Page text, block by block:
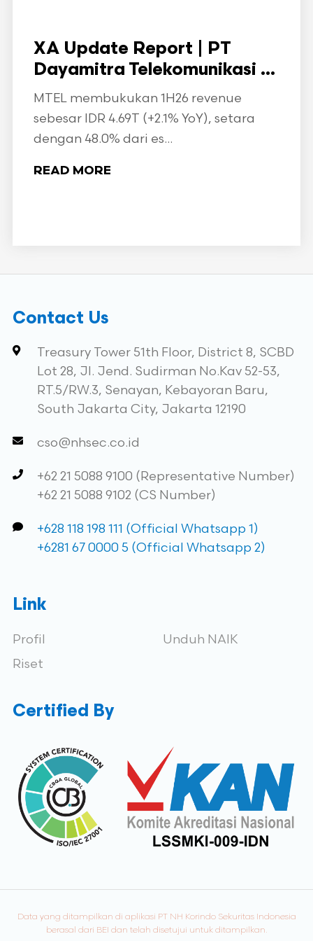
XA Update Report | PT
Dayamitra Telekomunikasi ...
MTEL membukukan 1H26 revenue
sebesar IDR 4.69T (+2.1% YoY), setara
dengan 48.0% dari es...
READ MORE
Contact Us
Treasury Tower 51th Floor, District 8, SCBD
Lot 28, Jl. Jend. Sudirman No.Kav 52-53,
RT.5/RW.3, Senayan, Kebayoran Baru,
South Jakarta City, Jakarta 12190
cso@nhsec.co.id
+62 21 5088 9100 (Representative Number)
+62 21 5088 9102 (CS Number)
+628 118 198 111 (Official Whatsapp 1)
+6281 67 0000 5 (Official Whatsapp 2)
Link
Profil
Riset
Unduh NAIK
Certified By
Data yang ditampilkan di aplikasi PT NH Korindo Sekuritas Indonesia
berasal dari BEI dan telah disetujui untuk ditampilkan.